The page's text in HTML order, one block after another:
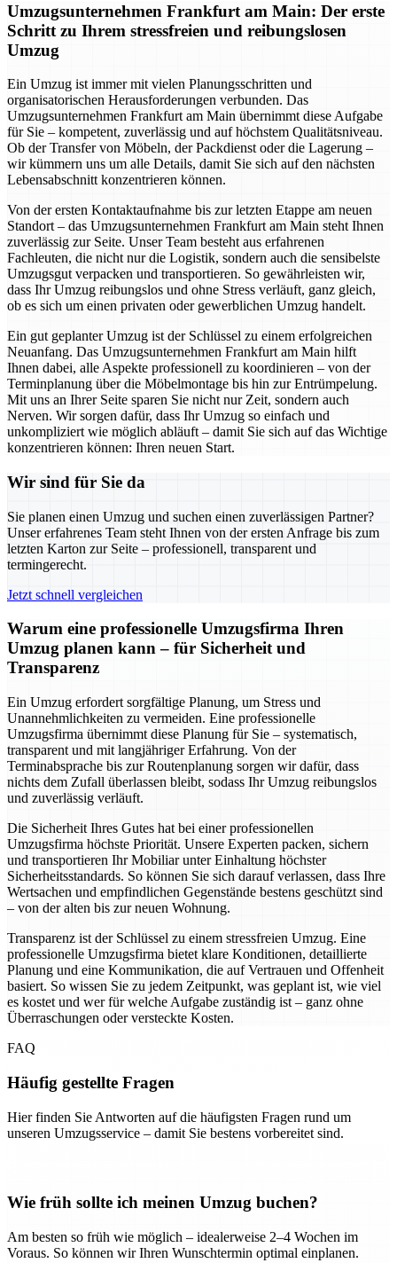
Umzugsunternehmen Frankfurt am Main: Der erste
Schritt zu Ihrem stressfreien und reibungslosen
Umzug
Ein Umzug ist immer mit vielen Planungsschritten und
organisatorischen Herausforderungen verbunden. Das
Umzugsunternehmen Frankfurt am Main übernimmt diese Aufgabe
für Sie – kompetent, zuverlässig und auf höchstem Qualitätsniveau.
Ob der Transfer von Möbeln, der Packdienst oder die Lagerung –
wir kümmern uns um alle Details, damit Sie sich auf den nächsten
Lebensabschnitt konzentrieren können.
Von der ersten Kontaktaufnahme bis zur letzten Etappe am neuen
Standort – das Umzugsunternehmen Frankfurt am Main steht Ihnen
zuverlässig zur Seite. Unser Team besteht aus erfahrenen
Fachleuten, die nicht nur die Logistik, sondern auch die sensibelste
Umzugsgut verpacken und transportieren. So gewährleisten wir,
dass Ihr Umzug reibungslos und ohne Stress verläuft, ganz gleich,
ob es sich um einen privaten oder gewerblichen Umzug handelt.
Ein gut geplanter Umzug ist der Schlüssel zu einem erfolgreichen
Neuanfang. Das Umzugsunternehmen Frankfurt am Main hilft
Ihnen dabei, alle Aspekte professionell zu koordinieren – von der
Terminplanung über die Möbelmontage bis hin zur Entrümpelung.
Mit uns an Ihrer Seite sparen Sie nicht nur Zeit, sondern auch
Nerven. Wir sorgen dafür, dass Ihr Umzug so einfach und
unkompliziert wie möglich abläuft – damit Sie sich auf das Wichtige
konzentrieren können: Ihren neuen Start.
Wir sind für Sie da
Sie planen einen Umzug und suchen einen zuverlässigen Partner?
Unser erfahrenes Team steht Ihnen von der ersten Anfrage bis zum
letzten Karton zur Seite – professionell, transparent und
termingerecht.
Jetzt schnell vergleichen
Warum eine professionelle Umzugsfirma Ihren
Umzug planen kann – für Sicherheit und
Transparenz
Ein Umzug erfordert sorgfältige Planung, um Stress und
Unannehmlichkeiten zu vermeiden. Eine professionelle
Umzugsfirma übernimmt diese Planung für Sie – systematisch,
transparent und mit langjähriger Erfahrung. Von der
Terminabsprache bis zur Routenplanung sorgen wir dafür, dass
nichts dem Zufall überlassen bleibt, sodass Ihr Umzug reibungslos
und zuverlässig verläuft.
Die Sicherheit Ihres Gutes hat bei einer professionellen
Umzugsfirma höchste Priorität. Unsere Experten packen, sichern
und transportieren Ihr Mobiliar unter Einhaltung höchster
Sicherheitsstandards. So können Sie sich darauf verlassen, dass Ihre
Wertsachen und empfindlichen Gegenstände bestens geschützt sind
– von der alten bis zur neuen Wohnung.
Transparenz ist der Schlüssel zu einem stressfreien Umzug. Eine
professionelle Umzugsfirma bietet klare Konditionen, detaillierte
Planung und eine Kommunikation, die auf Vertrauen und Offenheit
basiert. So wissen Sie zu jedem Zeitpunkt, was geplant ist, wie viel
es kostet und wer für welche Aufgabe zuständig ist – ganz ohne
Überraschungen oder versteckte Kosten.
FAQ
Häufig gestellte Fragen
Hier finden Sie Antworten auf die häufigsten Fragen rund um
unseren Umzugsservice – damit Sie bestens vorbereitet sind.
Wie früh sollte ich meinen Umzug buchen?
Am besten so früh wie möglich – idealerweise 2–4 Wochen im
Voraus. So können wir Ihren Wunschtermin optimal einplanen.